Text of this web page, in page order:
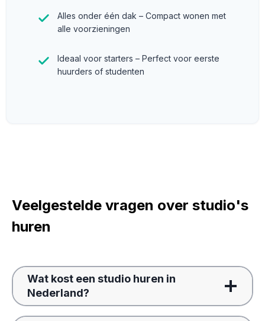
Alles onder één dak – Compact wonen met
alle voorzieningen
Ideaal voor starters – Perfect voor eerste
huurders of studenten
Veelgestelde vragen over studio's
huren
Wat kost een studio huren in
Nederland?